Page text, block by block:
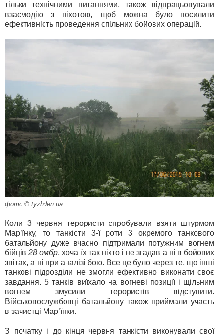
тільки технічними питаннями, також відпрацьовували
взаємодію з піхотою, щоб можна було посилити
ефективність проведення спільних бойових операцій.
фото © tyzhden.ua
Коли 3 червня терористи спробували взяти штурмом
Мар’їнку, то танкісти 3-ї роти 3 окремого танкового
батальйону дуже вчасно підтримали потужним вогнем
бійців28 омбр, хоча їх так ніхто і не згадав а ні в бойових
звітах, а ні при аналізі бою. Все це було через те, що інші
танкові підрозділи не змогли ефективно виконати своє
завдання. 5 танків виїхало на вогневі позиції і щільним
вогнем змусили терористів відступити.
Військовослужбовці батальйону також приймали участь
в зачистці Мар’їнки.
З початку і до кінця червня танкісти виконували свої